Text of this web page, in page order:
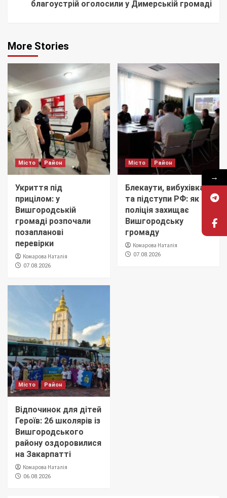
благоустрій оголосили у Димерській громаді
More Stories
Місто Район
Укриття під
прицілом: у
Вишгородській
громаді розпочали
позапланові
перевірки
Комарова Наталія
07.08.2026
Місто Район
Блекаути, вибухівка
та підступи РФ: як
поліція захищає
Вишгородську
громаду
Комарова Наталія
07.08.2026
Місто Район
Відпочинок для дітей
Героїв: 26 школярів із
Вишгородського
району оздоровилися
на Закарпатті
Комарова Наталія
06.08.2026
→